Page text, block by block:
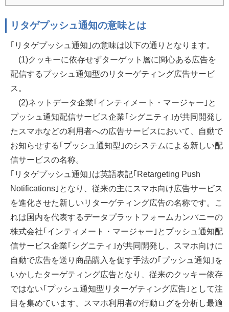
リタゲプッシュ通知の意味とは
｢リタゲプッシュ通知｣の意味は以下の通りとなります。
(1)クッキーに依存せずターゲット層に関心ある広告を
配信するプッシュ通知型のリターゲティング広告サービ
ス。
(2)ネットデータ企業｢インティメート・マージャー｣と
プッシュ通知配信サービス企業｢シグニティ｣が共同開発し
たスマホなどの利用者への広告サービスにおいて、自動で
お知らせする｢プッシュ通知型｣のシステムによる新しい配
信サービスの名称。
｢リタゲプッシュ通知｣は英語表記｢Retargeting Push
Notifications｣となり、従来の主にスマホ向け広告サービス
を進化させた新しいリターゲティング広告の名称です。こ
れは国内を代表するデータプラットフォームカンパニーの
株式会社｢インティメート・マージャー｣とプッシュ通知配
信サービス企業｢シグニティ｣が共同開発し、スマホ向けに
自動で広告を送り商品購入を促す手法の｢プッシュ通知｣を
いかしたターゲティング広告となり、従来のクッキー依存
ではない｢プッシュ通知型リターゲティング広告｣として注
目を集めています。スマホ利用者の行動ログを分析し最適